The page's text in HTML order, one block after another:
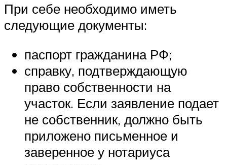
При себе необходимо иметь
следующие документы:
паспорт гражданина РФ;
справку, подтверждающую
право собственности на
участок. Если заявление подает
не собственник, должно быть
приложено письменное и
заверенное у нотариуса